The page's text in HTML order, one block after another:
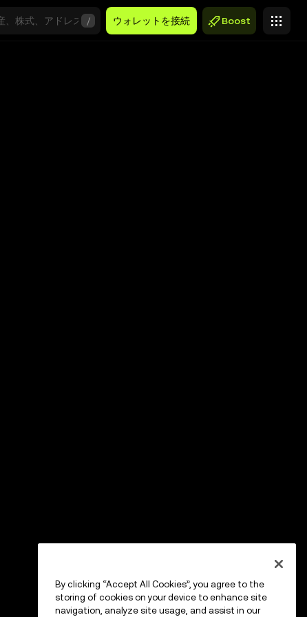
/ ウォレットを接続 Boost
By clicking “Accept All Cookies”, you agree to the
storing of cookies on your device to enhance site
navigation, analyze site usage, and assist in our